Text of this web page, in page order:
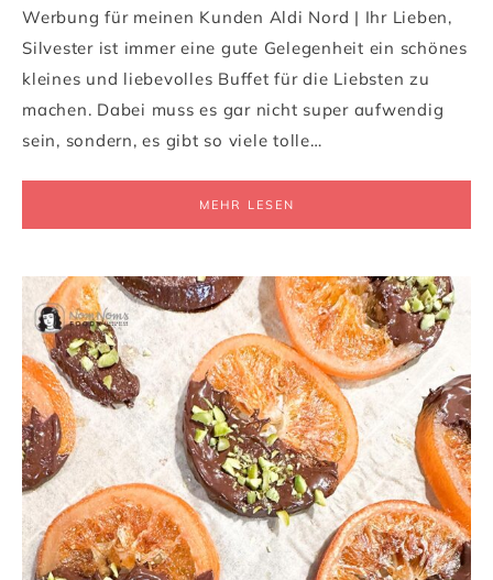
Werbung für meinen Kunden Aldi Nord | Ihr Lieben,
Silvester ist immer eine gute Gelegenheit ein schönes
kleines und liebevolles Buffet für die Liebsten zu
machen. Dabei muss es gar nicht super aufwendig
sein, sondern, es gibt so viele tolle…
MEHR LESEN